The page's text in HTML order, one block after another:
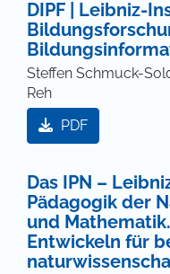
DIPF | Leibniz-
Steffen Schmuck-
Reh
PDF
Das IPN –
Pädagogik der
und
Entwickeln für